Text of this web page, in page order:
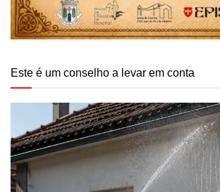
Este é um conselho a levar em conta